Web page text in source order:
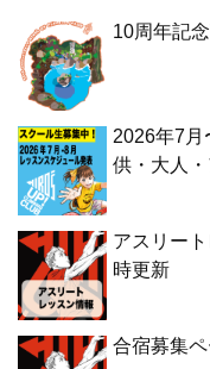
10周年記
2026年7月
供・大人・
アスリー
時更新
合宿募集